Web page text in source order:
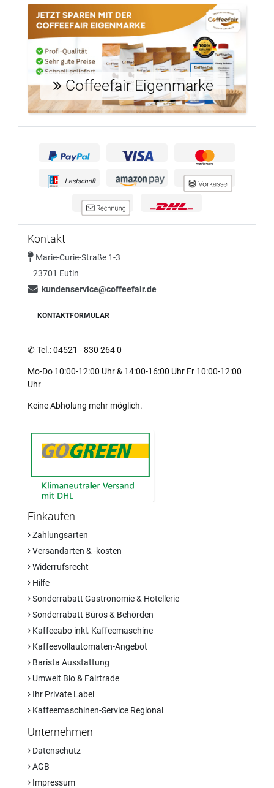
Coffeefair Eigenmarke
Kontakt
Marie-Curie-Straße 1-3
23701 Eutin
kundenservice@coffeefair.de
KONTAKTFORMULAR
✆Tel.: 04521 - 830 264 0
Mo-Do 10:00-12:00 Uhr & 14:00-16:00 Uhr Fr 10:00-12:00
Uhr
Keine Abholung mehr möglich.
Einkaufen
Zahlungsarten
Versandarten & -kosten
Widerrufsrecht
Hilfe
Sonderrabatt Gastronomie & Hotellerie
Sonderrabatt Büros & Behörden
Kaffeeabo inkl. Kaffeemaschine
Kaffeevollautomaten-Angebot
Barista Ausstattung
Umwelt Bio & Fairtrade
Ihr Private Label
Kaffeemaschinen-Service Regional
Unternehmen
Datenschutz
AGB
Impressum